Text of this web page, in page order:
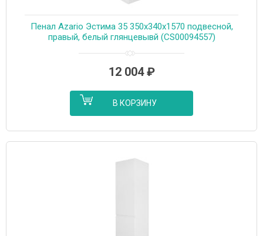
Пенал Azario Эстима 35 350х340х1570 подвесной,
правый, белый глянцевывй (CS00094557)
12 004₽
В КОРЗИНУ